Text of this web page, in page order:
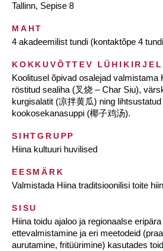
Tallinn, Sepise 8
MAHT
4 akadeemilist tundi (kontaktõpe 4
KOKKUVÕTTEV
Koolitusel õpivad osalejad valmistama
röstitud sealiha (叉烧 – Char Siu),
kurgisalatit (凉拌黄瓜) ning
kookosekanasuppi (椰子鸡汤).
SIHTGRUPP
Hiina kultuuri huvilised
EESMÄRK
Valmistada Hiina traditsioonilisi toite
SISU
Hiina toidu ajaloo ja regionaalse
ettevalmistamine ja eri meetodeid
aurutamine, fritüürimine) kasutades